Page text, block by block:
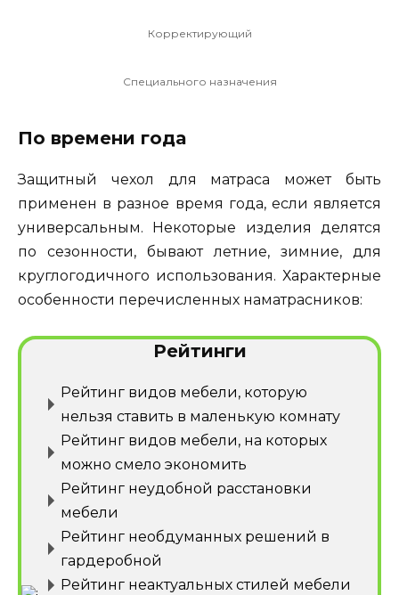
Корректирующий
Специального назначения
По времени года
Защитный чехол для матраса может быть
применен в разное время года, если является
универсальным. Некоторые изделия делятся
по сезонности, бывают летние, зимние, для
круглогодичного использования. Характерные
особенности перечисленных наматрасников:
Рейтинги
Рейтинг видов мебели, которую
нельзя ставить в маленькую комнату
Рейтинг видов мебели, на которых
можно смело экономить
Рейтинг неудобной расстановки
мебели
Рейтинг необдуманных решений в
гардеробной
Рейтинг неактуальных стилей мебели